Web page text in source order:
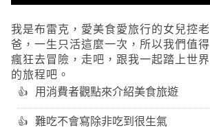
我是布雷克，愛美食愛旅行的女兒控老
爸，一生只活這麼一次，所以我們值得
瘋狂去冒險，走吧，跟我一起踏上世界
的旅程吧。
用消費者觀點來介紹美食旅遊
難吃不會寫除非吃到很生氣